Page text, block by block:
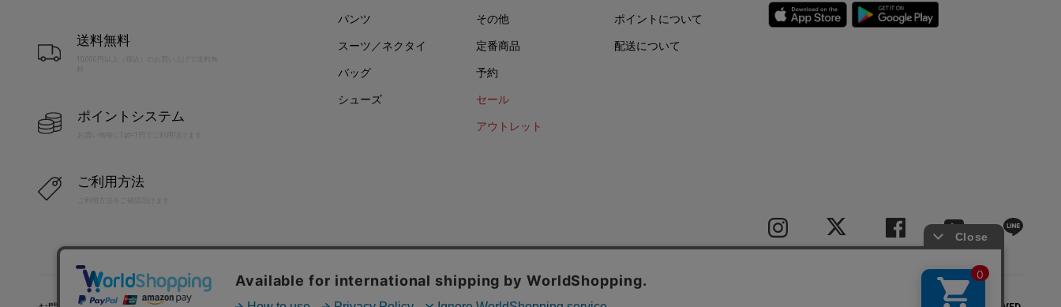
送料無料
10,000円以上（税込）のお買い上げで送料無
ポイントシステム
お買い物毎に1pt=1円でご利用頂けます
ご利用方法
パンツ
スーツ／ネクタイ
バッグ
シューズ
その他
定番商品
予約
セール
アウトレット
ポイントについて
配送について